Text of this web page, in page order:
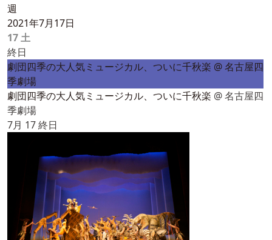
週
2021年7月17日
17土
終日
劇団四季の大人気ミュージカル、ついに千秋楽 @ 名古屋四
季劇場
劇団四季の大人気ミュージカル、ついに千秋楽 @ 名古屋四
季劇場
7月 17終日